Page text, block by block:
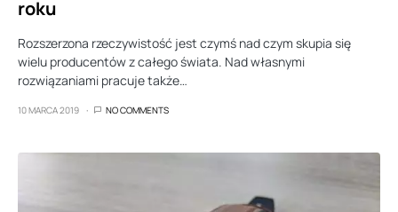
roku
Rozszerzona rzeczywistość jest czymś nad czym skupia się
wielu producentów z całego świata. Nad własnymi
rozwiązaniami pracuje także…
10 MARCA 2019 NO COMMENTS